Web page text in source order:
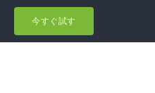
今すぐ試す